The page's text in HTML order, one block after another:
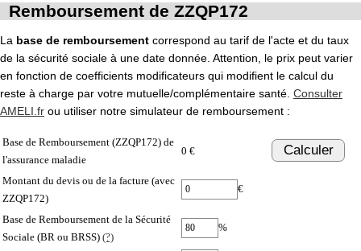
Remboursement de ZZQP172
La base de remboursement correspond au tarif de l'acte et du taux
de la sécurité sociale à une date donnée. Attention, le prix peut varier
en fonction de coefficients modificateurs qui modifient le calcul du
reste à charge par votre mutuelle/complémentaire santé. Consulter
AMELI.fr ou utiliser notre simulateur de remboursement :
Base de Remboursement (ZZQP172) de
l'assurance maladie
0 € Calculer
Montant du devis ou de la facture (avec
ZZQP172)
€
Base de Remboursement de la Sécurité
Sociale (BR ou BRSS) (?)
%